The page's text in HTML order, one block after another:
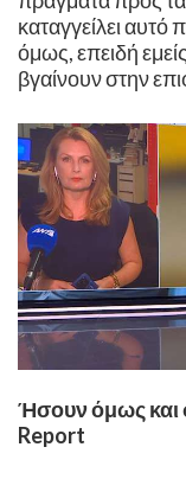
καταγγείλει αυτό
όμως, επειδή εμείς
βγαίνουν στην
Ήσουν όμως και
Report